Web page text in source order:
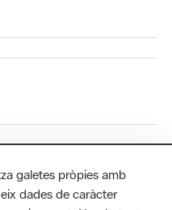
galetes pròpies amb
dades de caràcter